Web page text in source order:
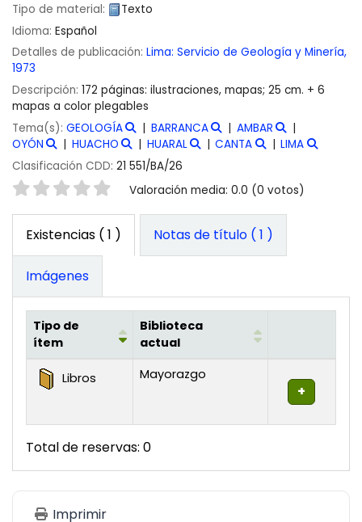
Tipo de material:
Texto
Idioma: Español
Detalles de publicación: Lima: Servicio de Geología y Minería,
1973
Descripción: 172 páginas: ilustraciones, mapas; 25 cm. + 6
mapas a color plegables
Tema(s): GEOLOGÍA BARRANCA
AMBAR
OYÓN
HUACHO HUARAL CANTA
LIMA
Clasificación CDD: 21 551/BA/26
Valoración Valoración media: 0.0 (0 votos)
Existencias ( 1 ) Notas de título ( 1 )
Imágenes
Existencias
Tipo de
ítem
Biblioteca
actual
Libros Mayorazgo
Total de reservas: 0
Imprimir